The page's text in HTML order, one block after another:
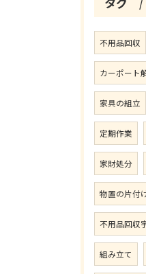
不用品回収
カーポート
家具の組立
定期作業
家財処分
物置の片付
不用品回収
組み立て